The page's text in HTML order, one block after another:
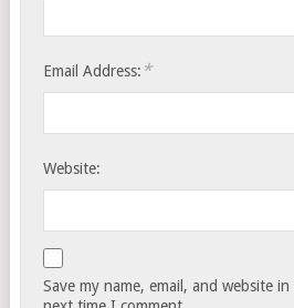
Email Address: *
Website:
Save my name, email, and website